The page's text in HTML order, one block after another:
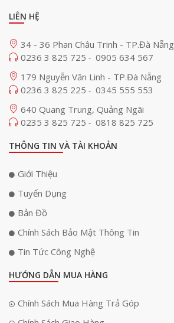
LIÊN HỆ
34 - 36 Phan Châu Trinh - TP.Đà Nẵng
0236 3 825 725 - 0905 634 567
179 Nguyễn Văn Linh - TP.Đà Nẵng
0236 3 825 225 - 0345 555 553
640 Quang Trung, Quảng Ngãi
0235 3 825 725 - 0818 825 725
THÔNG TIN VÀ TÀI KHOẢN
Giới Thiệu
Tuyển Dụng
Bản Đồ
Chính Sách Bảo Mật Thông Tin
Tin Tức Công Nghệ
HƯỚNG DẪN MUA HÀNG
Chính Sách Mua Hàng Trả Góp